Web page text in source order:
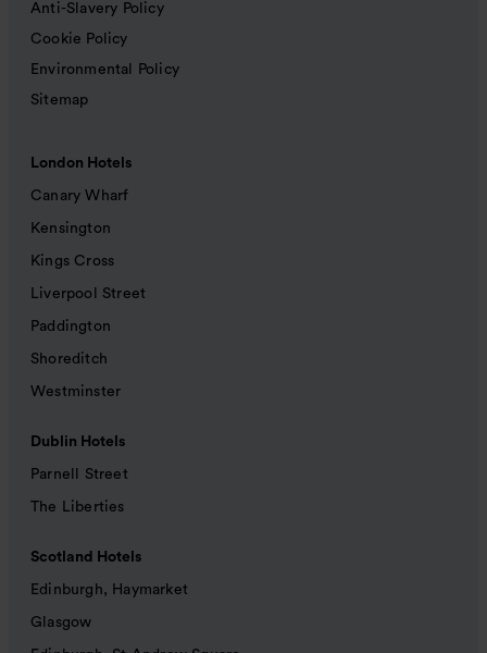
Anti-Slavery Policy
Cookie Policy
Environmental Policy
Sitemap
London Hotels
Canary Wharf
Kensington
Kings Cross
Liverpool Street
Paddington
Shoreditch
Westminster
Dublin Hotels
Parnell Street
The Liberties
Scotland Hotels
Edinburgh, Haymarket
Glasgow